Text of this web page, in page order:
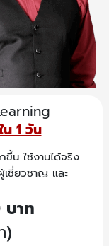
น 1 วัน
น ใช้งานได้จริง
ชี่ยวชาญ และ
บาท
)